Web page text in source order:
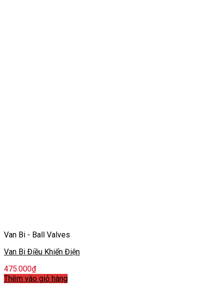
Van Bi - Ball Valves
Van Bi Điều Khiển Điện
475.000₫
Thêm vào giỏ hàng